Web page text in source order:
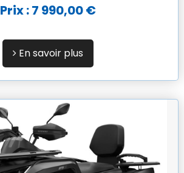
Prix : 7 990,00 €
En savoir plus